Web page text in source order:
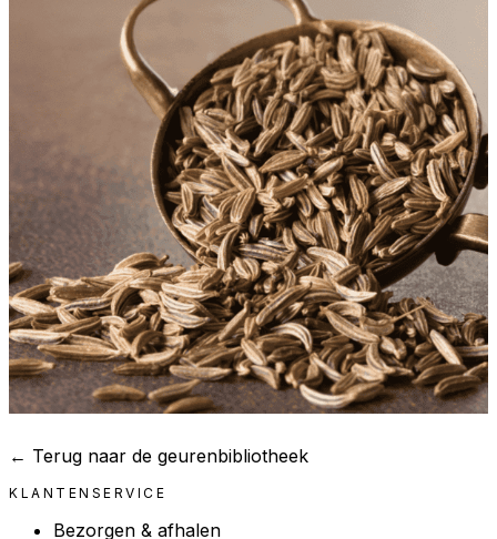
← Terug naar de geurenbibliotheek
KLANTENSERVICE
Bezorgen & afhalen